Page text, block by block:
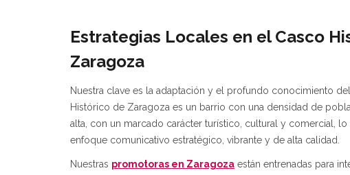
Estrategias Locales en el Casco
Zaragoza
Nuestra clave es la adaptación y el profundo conocimiento
Histórico de Zaragoza es un barrio con una densidad de
alta, con un marcado carácter turístico, cultural y comercial, lo
enfoque comunicativo estratégico, vibrante y de alta calidad.
Nuestras promotoras en Zaragoza están entrenadas para